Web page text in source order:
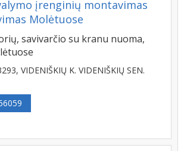
įrenginių montavimas
Molėtuose
savivarčio su kranu nuoma,
VIDENIŠKIŲ K. VIDENIŠKIŲ SEN.